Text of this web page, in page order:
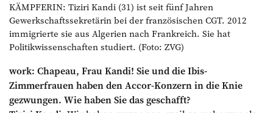
KÄMPFERIN: Tiziri Kandi (31) ist seit fünf Jahren
Gewerkschaftssekretärin bei der französischen CGT. 2012
immigrierte sie aus Algerien nach Frankreich. Sie hat
Politikwissenschaften studiert. (Foto: ZVG)
work: Chapeau, Frau Kandi! Sie und die Ibis-
Zimmerfrauen haben den Accor-Konzern in die Knie
gezwungen. Wie haben Sie das geschafft?